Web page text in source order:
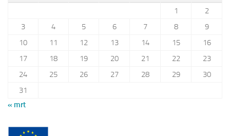
1
2
3
4 5 6 7 8
9
10
11 12 13 14 15
16
17
18 19 20 21 22
23
24
25 26 27 28 29
30
31
« mrt